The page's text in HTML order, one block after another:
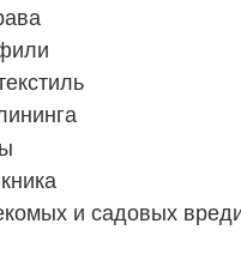
и садовых